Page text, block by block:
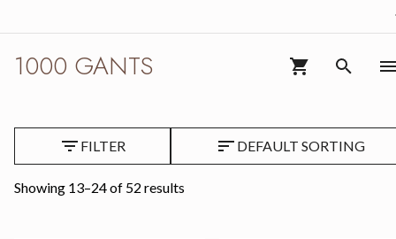
1000 GANTS VIEW CART (0)
Tabac/Marron
FILTER DEFAULT SORTING
Showing 13–24 of 52 results